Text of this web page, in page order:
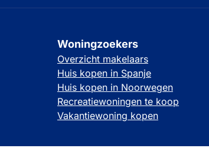
Woningzoekers
Overzicht makelaars
Huis kopen in Spanje
Huis kopen in Noorwegen
Recreatiewoningen te koop
Vakantiewoning kopen